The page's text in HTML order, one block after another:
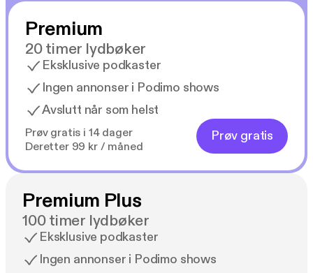
Premium
20 timer lydbøker
Eksklusive podkaster
Ingen annonser i Podimo shows
Avslutt når som helst
Prøv gratis i 14 dager
Deretter 99 kr / måned
Prøv gratis
Premium Plus
100 timer lydbøker
Eksklusive podkaster
Ingen annonser i Podimo shows